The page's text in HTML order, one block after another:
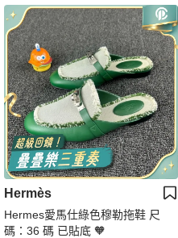
Hermès
Hermes愛馬仕綠色穆勒拖鞋 尺
碼：36 碼 已貼底 🧡